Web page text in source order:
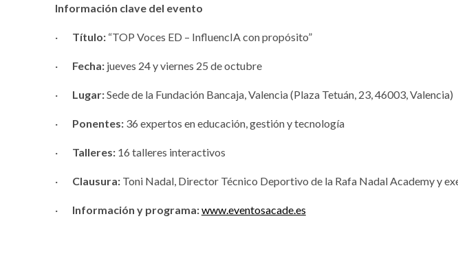
Información clave del evento
· Título:“TOP Voces ED – InfluencIA con propósito”
· Fecha:jueves 24 y viernes 25 de octubre
· Lugar:Sede de la Fundación Bancaja, Valencia (Plaza Tetuán, 23, 46003, Valencia)
· Ponentes:36 expertos en educación, gestión y tecnología
· Talleres:16 talleres interactivos
· Clausura:Toni Nadal, Director Técnico Deportivo de la Rafa Nadal Academy y
· Información y programa:www.eventosacade.es